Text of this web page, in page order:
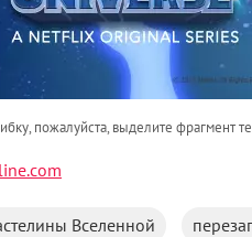
пожалуйста, выделите фрагмент
Вселенной